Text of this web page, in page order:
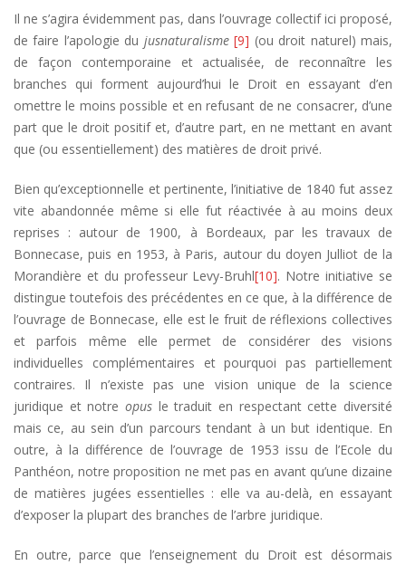
Il ne s’agira évidemment pas, dans l’ouvrage collectif ici proposé,
de faire l’apologie du jusnaturalisme [9] (ou droit naturel) mais,
de façon contemporaine et actualisée, de reconnaître les
branches qui forment aujourd’hui le Droit en essayant d’en
omettre le moins possible et en refusant de ne consacrer, d’une
part que le droit positif et, d’autre part, en ne mettant en avant
que (ou essentiellement) des matières de droit privé.
Bien qu’exceptionnelle et pertinente, l’initiative de 1840 fut assez
vite abandonnée même si elle fut réactivée à au moins deux
reprises : autour de 1900, à Bordeaux, par les travaux de
Bonnecase, puis en 1953, à Paris, autour du doyen Julliot de la
Morandière et du professeur Levy-Bruhl[10]. Notre initiative se
distingue toutefois des précédentes en ce que, à la différence de
l’ouvrage de Bonnecase, elle est le fruit de réflexions collectives
et parfois même elle permet de considérer des visions
individuelles complémentaires et pourquoi pas partiellement
contraires. Il n’existe pas une vision unique de la science
juridique et notre opus le traduit en respectant cette diversité
mais ce, au sein d’un parcours tendant à un but identique. En
outre, à la différence de l’ouvrage de 1953 issu de l’Ecole du
Panthéon, notre proposition ne met pas en avant qu’une dizaine
de matières jugées essentielles : elle va au-delà, en essayant
d’exposer la plupart des branches de l’arbre juridique.
En outre, parce que l’enseignement du Droit est désormais